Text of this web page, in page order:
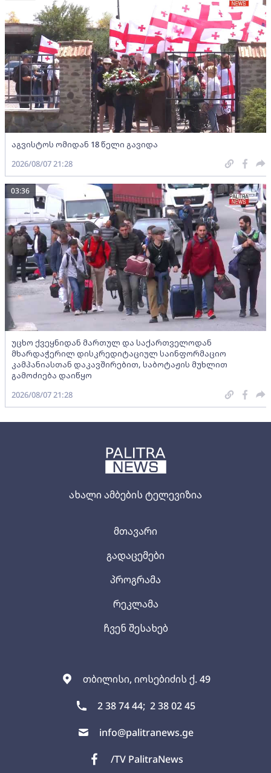
ახალი ამბების ტელევიზია
თბილისი, იოსებიძის ქ. 49
2 38 74 44; 2 38 02 45
info@palitranews.ge
/TV PalitraNews
მთავარი
გადაცემები
პროგრამა
რეკლამა
ჩვენ შესახებ
აგვისტოს ომიდან 18 წელი გავიდა
2026/08/07 21:28
უცხო ქვეყნიდან მართულ და საქართველოდან
მხარდაჭერილ დისკრედიტაციულ საინფორმაციო
კამპანიასთან დაკავშირებით, საბოტაჟის მუხლით
გამოძიება დაიწყო
03:36
2026/08/07 21:28